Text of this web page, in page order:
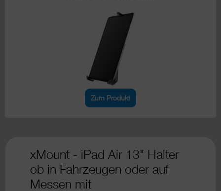
Zum Produkt
xMount - iPad Air 13" Halter
ob in Fahrzeugen oder auf
Messen mit